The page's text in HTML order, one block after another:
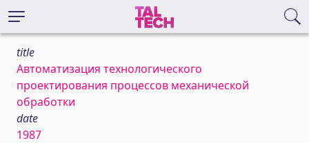
title
Автоматизация технологического
проектирования процессов механической
обработки
date
1987